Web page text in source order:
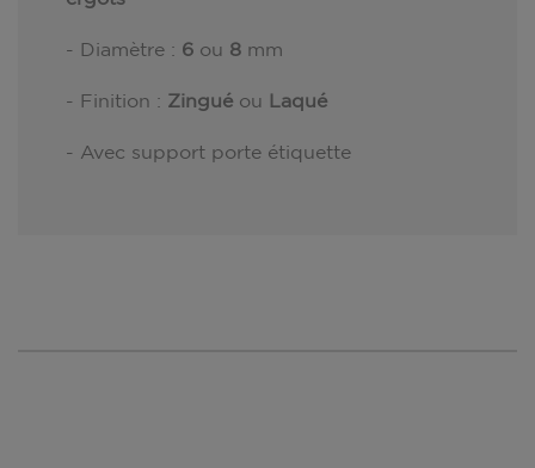
- Diamètre : 6 ou 8 mm
- Finition : Zingué ou Laqué
- Avec support porte étiquette